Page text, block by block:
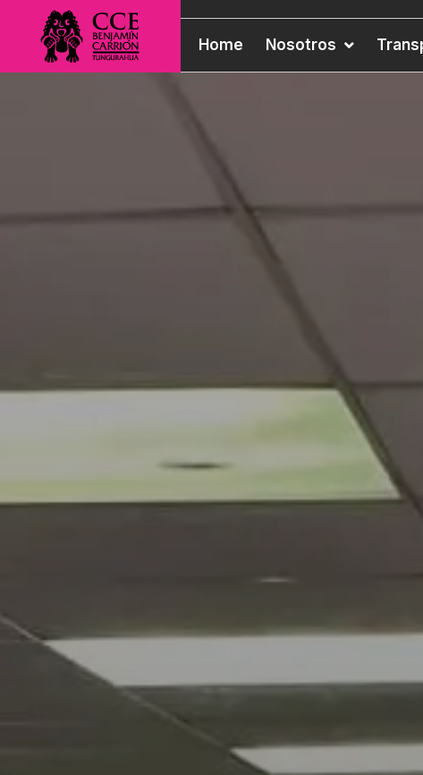
Home Nosotros